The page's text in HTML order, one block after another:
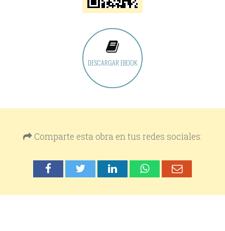
DESCARGAR EBOOK
Comparte esta obra en tus redes sociales: